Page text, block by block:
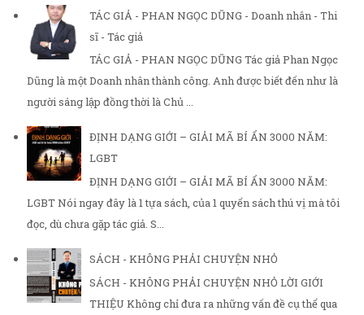
TÁC GIẢ - PHAN NGỌC DŨNG - Doanh nhân - Thi
sĩ - Tác giả
TÁC GIẢ - PHAN NGỌC DŨNG Tác giả Phan Ngọc
Dũng là một Doanh nhân thành công. Anh được biết đến như là
người sáng lập đồng thời là Chủ ...
ĐỊNH DẠNG GIỚI – GIẢI MÃ BÍ ẨN 3000 NĂM:
LGBT
ĐỊNH DẠNG GIỚI – GIẢI MÃ BÍ ẨN 3000 NĂM:
LGBT Nói ngay đây là 1 tựa sách, của 1 quyển sách thú vị mà tôi
đọc, dù chưa gặp tác giả. S...
SÁCH - KHÔNG PHẢI CHUYỆN NHỎ
SÁCH - KHÔNG PHẢI CHUYỆN NHỎ LỜI GIỚI
THIỆU Không chỉ đưa ra những vấn đề cụ thể qua